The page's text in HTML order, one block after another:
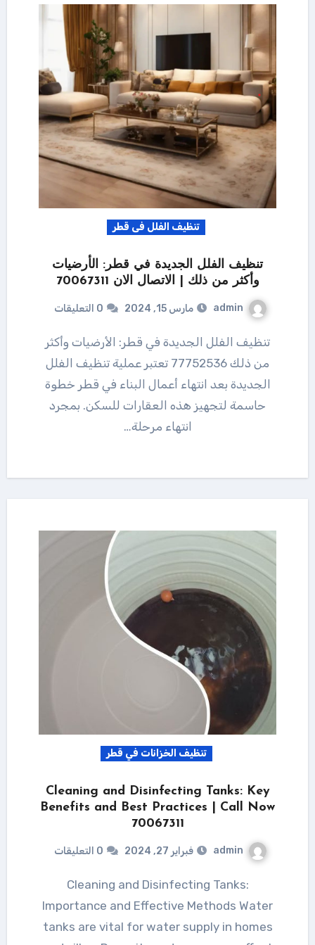
تنظيف الفلل فى قطر
تنظيف الفلل الجديدة في قطر: الأرضيات
وأكثر من ذلك | الاتصال الان 70067311
admin مارس 15, 2024 0 التعليقات
تنظيف الفلل الجديدة في قطر: الأرضيات وأكثر
من ذلك 77752536 تعتبر عملية تنظيف الفلل
الجديدة بعد انتهاء أعمال البناء في قطر خطوة
حاسمة لتجهيز هذه العقارات للسكن. بمجرد
انتهاء مرحلة…
تنظيف الخزانات في قطر
Cleaning and Disinfecting Tanks: Key
Benefits and Best Practices | Call Now
70067311
admin فبراير 27, 2024 0 التعليقات
Cleaning and Disinfecting Tanks:
Importance and Effective Methods Water
tanks are vital for water supply in homes